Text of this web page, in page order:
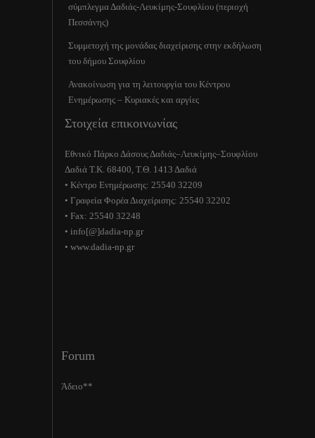
σύμπλεγμα Δαδιάς-Λευκίμης-Σουφλίου (περιοχή
Πεσσάνης)
Συμμετοχή της μονάδας διαχείρισης στην εκδήλωση
του δήμου Σουφλίου
Ανακοίνωση για τη λειτουργία του Κέντρου
Ενημέρωσης – Κυριακές και αργίες
Στοιχεία επικοινωνίας
Εθνικό Πάρκο Δάσους Δαδιάς–Λευκίμης–Σουφλίου
Δαδιά Τ.Κ. 68400, Τ.Θ. 1413 Δαδιά
• Κέντρο Ενημέρωσης: 25540 32209
• Γραφεία Φορέα Διαχείρισης: 25540 32202
• Fax: 25540 32248
• info[@]dadia-np.gr
• www.dadia-np.gr
Forum
Άδειο**